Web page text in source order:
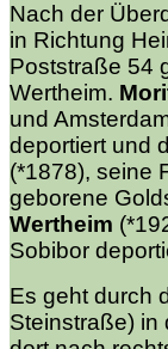
Nach der
in Richtung
Poststraße 54
Wertheim.
und
deportiert und
(*1878), seine
geborene
Wertheim
Sobibor
Es geht durch
Steinstraße) in